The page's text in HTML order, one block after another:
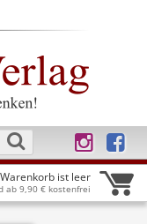
ist leer
ab 9,90 € kostenfrei